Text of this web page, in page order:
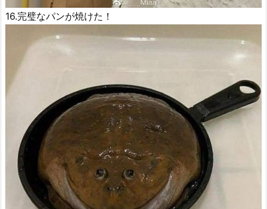
16.完璧なパンが焼けた！